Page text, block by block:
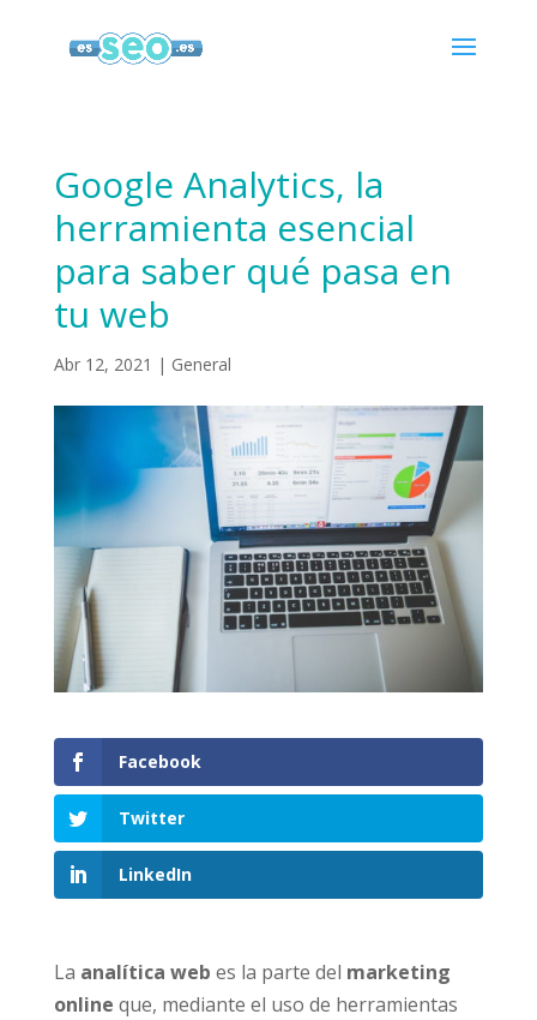
Google Analytics, la
herramienta esencial
para saber qué pasa en
tu web
Abr 12, 2021 | General
Facebook
Twitter
LinkedIn
La analítica web es la parte del marketing
online que, mediante el uso de herramientas